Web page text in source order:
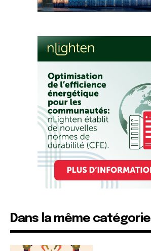
Dans la même catégorie